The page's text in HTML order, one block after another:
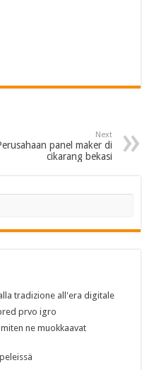
Next
panel maker di
cikarang bekasi
tradizione all'era digitale
prvo igro
ne muokkaavat